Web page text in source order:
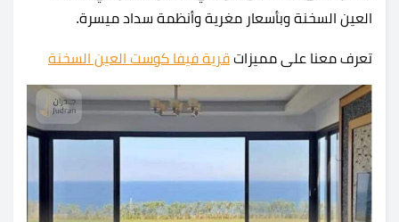
العين السخنة وبأسعار مغرية وأنظمة سداد ميسرة.
تعرف معنا على مميزات قرية فيفا كوست العين السخنة